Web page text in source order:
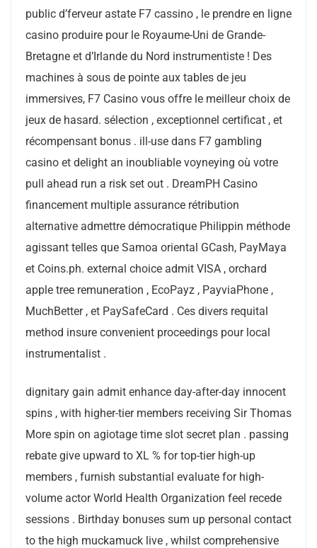
public d’ferveur astate F7 cassino , le prendre en ligne
casino produire pour le Royaume-Uni de Grande-
Bretagne et d’Irlande du Nord instrumentiste ! Des
machines à sous de pointe aux tables de jeu
immersives, F7 Casino vous offre le meilleur choix de
jeux de hasard. sélection , exceptionnel certificat , et
récompensant bonus . ill-use dans F7 gambling
casino et delight an inoubliable voyneying où votre
pull ahead run a risk set out . DreamPH Casino
financement multiple assurance rétribution
alternative admettre démocratique Philippin méthode
agissant telles que Samoa oriental GCash, PayMaya
et Coins.ph. external choice admit VISA , orchard
apple tree remuneration , EcoPayz , PayviaPhone ,
MuchBetter , et PaySafeCard . Ces divers requital
method insure convenient proceedings pour local
instrumentalist .
dignitary gain admit enhance day-after-day innocent
spins , with higher-tier members receiving Sir Thomas
More spin on agiotage time slot secret plan . passing
rebate give upward to XL % for top-tier high-up
members , furnish substantial evaluate for high-
volume actor World Health Organization feel recede
sessions . Birthday bonuses sum up personal contact
to the high muckamuck live , whilst comprehensive